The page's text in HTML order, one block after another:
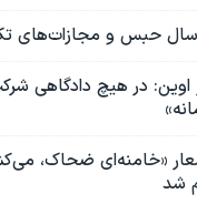
سال حبس و مجازات‌های
اوین: در هیچ دادگاهی
«خامنه‌ای ضحاک،